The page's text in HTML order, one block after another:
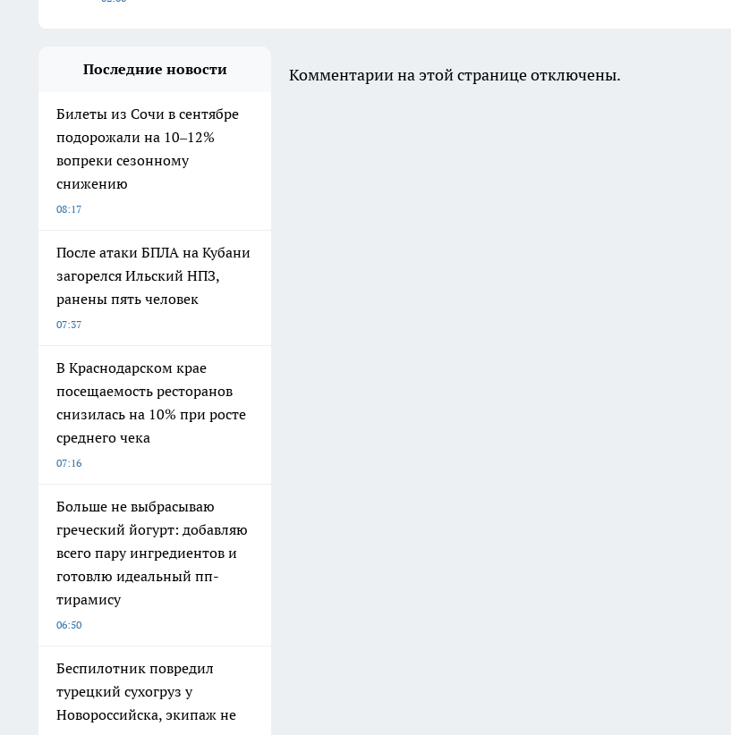
Последние новости
Билеты из Сочи в сентябре
подорожали на 10–12%
вопреки сезонному
снижению
08:17
После атаки БПЛА на Кубани
загорелся Ильский НПЗ,
ранены пять человек
07:37
В Краснодарском крае
посещаемость ресторанов
снизилась на 10% при росте
среднего чека
07:16
Больше не выбрасываю
греческий йогурт: добавляю
всего пару ингредиентов и
готовлю идеальный пп-
тирамису
06:50
Беспилотник повредил
турецкий сухогруз у
Новороссийска, экипаж не
Комментарии на этой странице отключены.